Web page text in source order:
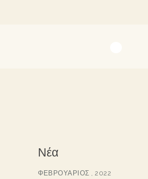
Νέα
ΦΕΒΡΟΥΆΡΙΟΣ , 2022